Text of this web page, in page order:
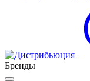
Бренды